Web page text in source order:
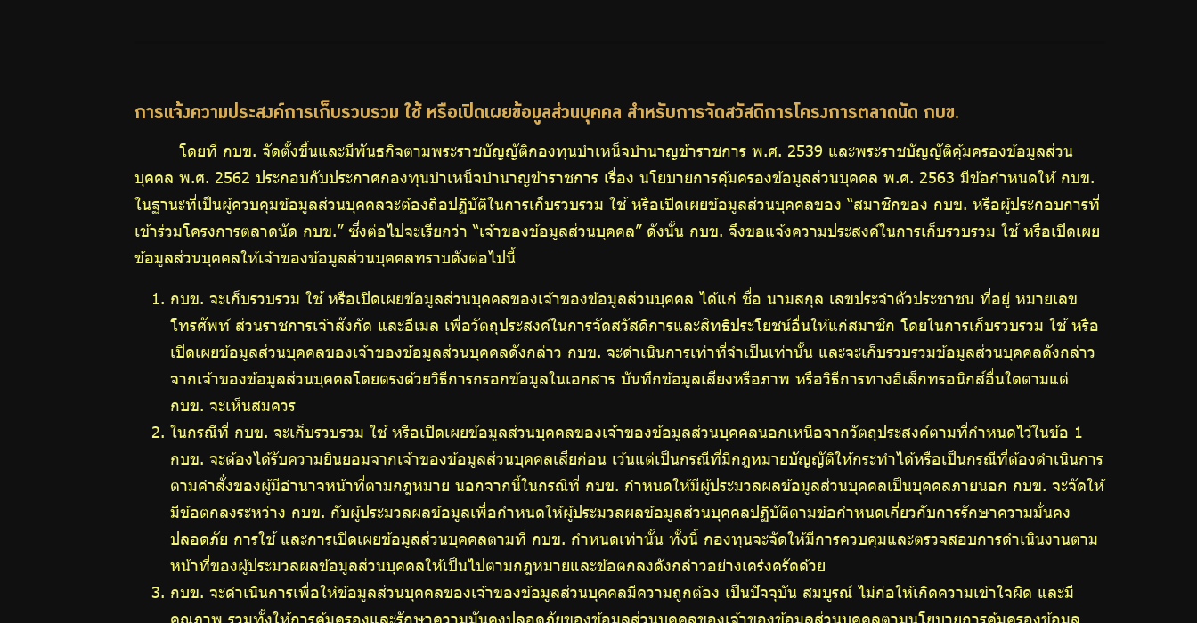
การแจ้งความประสงค์การเก็บรวบรวม ใช้ หรือเปิดเผยข้อมูลส่วนบุคคล สำหรับการจัดสวัสดิการโครงการตลาดนัด กบข.
โดยที่ กบข. จัดตั้งขึ้นและมีพันธกิจตามพระราชบัญญัติกองทุนบำเหน็จบำนาญข้าราชการ พ.ศ. 2539 และพระราชบัญญัติคุ้มครองข้อมูลส่วน
บุคคล พ.ศ. 2562 ประกอบกับประกาศกองทุนบำเหน็จบำนาญข้าราชการ เรื่อง นโยบายการคุ้มครองข้อมูลส่วนบุคคล พ.ศ. 2563 มีข้อกำหนดให้ กบข.
ในฐานะที่เป็นผู้ควบคุมข้อมูลส่วนบุคคลจะต้องถือปฏิบัติในการเก็บรวบรวม ใช้ หรือเปิดเผยข้อมูลส่วนบุคคลของ “สมาชิกของ กบข. หรือผู้ประกอบการที่
เข้าร่วมโครงการตลาดนัด กบข.” ซึ่งต่อไปจะเรียกว่า “เจ้าของข้อมูลส่วนบุคคล” ดังนั้น กบข. จึงขอแจ้งความประสงค์ในการเก็บรวบรวม ใช้ หรือเปิดเผย
ข้อมูลส่วนบุคคลให้เจ้าของข้อมูลส่วนบุคคลทราบดังต่อไปนี้
กบข. จะเก็บรวบรวม ใช้ หรือเปิดเผยข้อมูลส่วนบุคคลของเจ้าของข้อมูลส่วนบุคคล ได้แก่ ชื่อ นามสกุล เลขประจำตัวประชาชน ที่อยู่ หมายเลข
โทรศัพท์ ส่วนราชการเจ้าสังกัด และอีเมล เพื่อวัตถุประสงค์ในการจัดสวัสดิการและสิทธิประโยชน์อื่นให้แก่สมาชิก โดยในการเก็บรวบรวม ใช้ หรือ
เปิดเผยข้อมูลส่วนบุคคลของเจ้าของข้อมูลส่วนบุคคลดังกล่าว กบข. จะดำเนินการเท่าที่จำเป็นเท่านั้น และจะเก็บรวบรวมข้อมูลส่วนบุคคลดังกล่าว
จากเจ้าของข้อมูลส่วนบุคคลโดยตรงด้วยวิธีการกรอกข้อมูลในเอกสาร บันทึกข้อมูลเสียงหรือภาพ หรือวิธีการทางอิเล็กทรอนิกส์อื่นใดตามแต่
กบข. จะเห็นสมควร
ในกรณีที่ กบข. จะเก็บรวบรวม ใช้ หรือเปิดเผยข้อมูลส่วนบุคคลของเจ้าของข้อมูลส่วนบุคคลนอกเหนือจากวัตถุประสงค์ตามที่กำหนดไว้ในข้อ 1
กบข. จะต้องได้รับความยินยอมจากเจ้าของข้อมูลส่วนบุคคลเสียก่อน เว้นแต่เป็นกรณีที่มีกฎหมายบัญญัติให้กระทำได้หรือเป็นกรณีที่ต้องดำเนินการ
ตามคำสั่งของผู้มีอำนาจหน้าที่ตามกฎหมาย นอกจากนี้ในกรณีที่ กบข. กำหนดให้มีผู้ประมวลผลข้อมูลส่วนบุคคลเป็นบุคคลภายนอก กบข. จะจัดให้
มีข้อตกลงระหว่าง กบข. กับผู้ประมวลผลข้อมูลเพื่อกำหนดให้ผู้ประมวลผลข้อมูลส่วนบุคคลปฏิบัติตามข้อกำหนดเกี่ยวกับการรักษาความมั่นคง
ปลอดภัย การใช้ และการเปิดเผยข้อมูลส่วนบุคคลตามที่ กบข. กำหนดเท่านั้น ทั้งนี้ กองทุนจะจัดให้มีการควบคุมและตรวจสอบการดำเนินงานตาม
หน้าที่ของผู้ประมวลผลข้อมูลส่วนบุคคลให้เป็นไปตามกฎหมายและข้อตกลงดังกล่าวอย่างเคร่งครัดด้วย
กบข. จะดำเนินการเพื่อให้ข้อมูลส่วนบุคคลของเจ้าของข้อมูลส่วนบุคคลมีความถูกต้อง เป็นปัจจุบัน สมบูรณ์ ไม่ก่อให้เกิดความเข้าใจผิด และมี
คุณภาพ รวมทั้งให้การคุ้มครองและรักษาความมั่นคงปลอดภัยของข้อมูลส่วนบุคคลของเจ้าของข้อมูลส่วนบุคคลตามนโยบายการคุ้มครองข้อมูล